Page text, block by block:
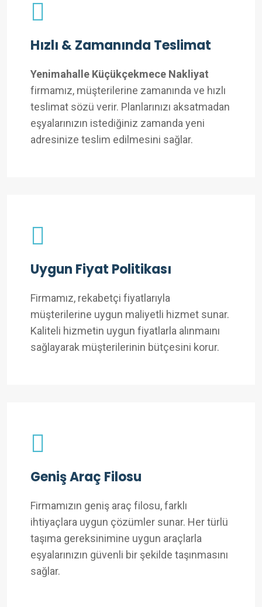
Hızlı & Zamanında Teslimat
Yenimahalle Küçükçekmece Nakliyat
firmamız, müşterilerine zamanında ve hızlı
teslimat sözü verir. Planlarınızı aksatmadan
eşyalarınızın istediğiniz zamanda yeni
adresinize teslim edilmesini sağlar.
Uygun Fiyat Politikası
Firmamız, rekabetçi fiyatlarıyla
müşterilerine uygun maliyetli hizmet sunar.
Kaliteli hizmetin uygun fiyatlarla alınmaını
sağlayarak müşterilerinin bütçesini korur.
Geniş Araç Filosu
Firmamızın geniş araç filosu, farklı
ihtiyaçlara uygun çözümler sunar. Her türlü
taşıma gereksinimine uygun araçlarla
eşyalarınızın güvenli bir şekilde taşınmasını
sağlar.